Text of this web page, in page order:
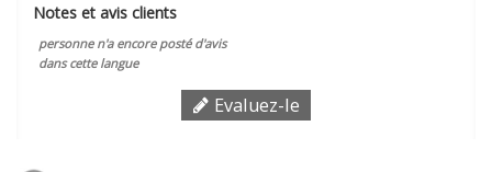
Notes et avis clients
personne n'a encore posté d'avis
dans cette langue
Evaluez-le